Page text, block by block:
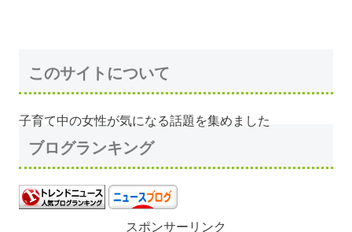
このサイトについて
子育て中の女性が気になる話題を集めました
ブログランキング
スポンサーリンク